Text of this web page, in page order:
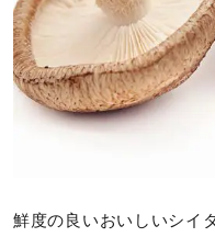
鮮度の良いおいしいシイ